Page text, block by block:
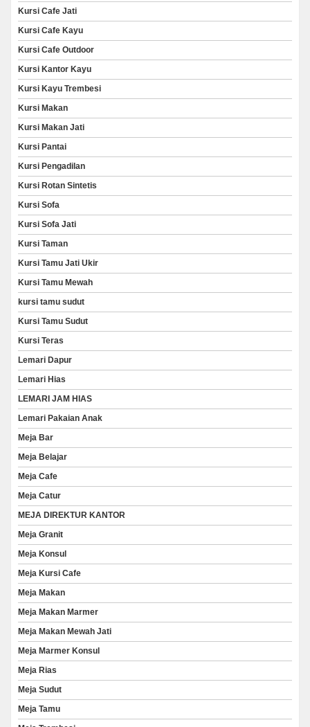
Kursi Cafe Jati
Kursi Cafe Kayu
Kursi Cafe Outdoor
Kursi Kantor Kayu
Kursi Kayu Trembesi
Kursi Makan
Kursi Makan Jati
Kursi Pantai
Kursi Pengadilan
Kursi Rotan Sintetis
Kursi Sofa
Kursi Sofa Jati
Kursi Taman
Kursi Tamu Jati Ukir
Kursi Tamu Mewah
kursi tamu sudut
Kursi Tamu Sudut
Kursi Teras
Lemari Dapur
Lemari Hias
LEMARI JAM HIAS
Lemari Pakaian Anak
Meja Bar
Meja Belajar
Meja Cafe
Meja Catur
MEJA DIREKTUR KANTOR
Meja Granit
Meja Konsul
Meja Kursi Cafe
Meja Makan
Meja Makan Marmer
Meja Makan Mewah Jati
Meja Marmer Konsul
Meja Rias
Meja Sudut
Meja Tamu